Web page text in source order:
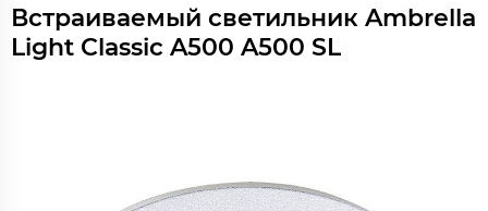
Встраиваемый светильник Ambrella
Light Classic A500 A500 SL